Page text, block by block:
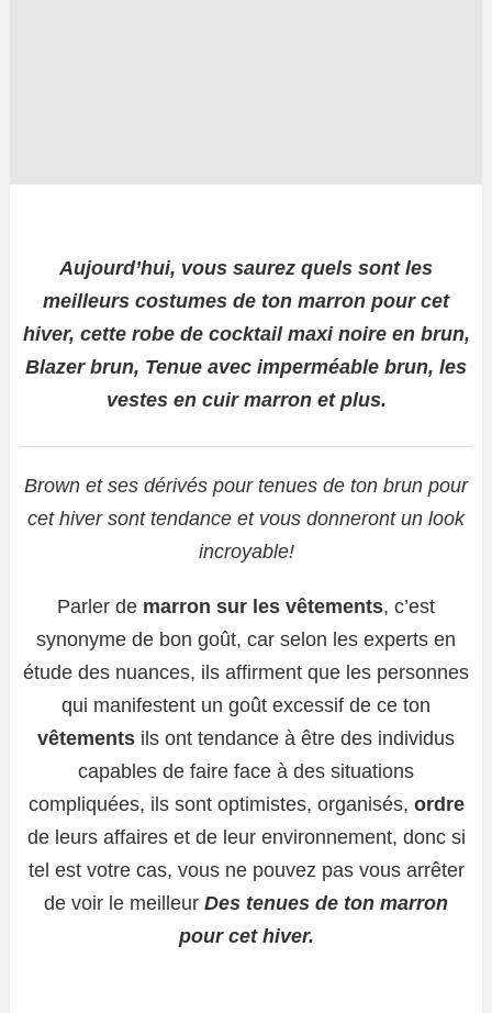
Aujourd’hui, vous saurez quels sont les
meilleurs costumes de ton marron pour cet
hiver, cette robe de cocktail maxi noire en brun,
Blazer brun, Tenue avec imperméable brun, les
vestes en cuir marron et plus.
Brown et ses dérivés pour tenues de ton brun pour
cet hiver sont tendance et vous donneront un look
incroyable!
Parler de marron sur les vêtements, c’est
synonyme de bon goût, car selon les experts en
étude des nuances, ils affirment que les personnes
qui manifestent un goût excessif de ce ton
vêtements ils ont tendance à être des individus
capables de faire face à des situations
compliquées, ils sont optimistes, organisés, ordre
de leurs affaires et de leur environnement, donc si
tel est votre cas, vous ne pouvez pas vous arrêter
de voir le meilleur Des tenues de ton marron
pour cet hiver.